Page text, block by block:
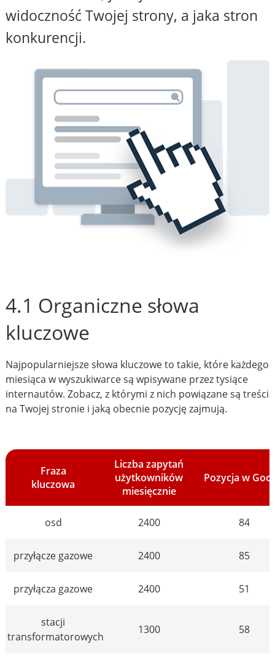
widoczność Twojej strony, a jaka stron
konkurencji.
4.1 Organiczne słowa
kluczowe
Najpopularniejsze słowa kluczowe to takie, które każdego
miesiąca w wyszukiwarce są wpisywane przez tysiące
internautów. Zobacz, z którymi z nich powiązane są treści
na Twojej stronie i jaką obecnie pozycję zajmują.
Fraza
kluczowa
Liczba zapytań
użytkowników
miesięcznie
Pozycja w
osd 2400 84
przyłącze gazowe 2400 85
przyłącza gazowe 2400 51
stacji
transformatorowych
1300 58